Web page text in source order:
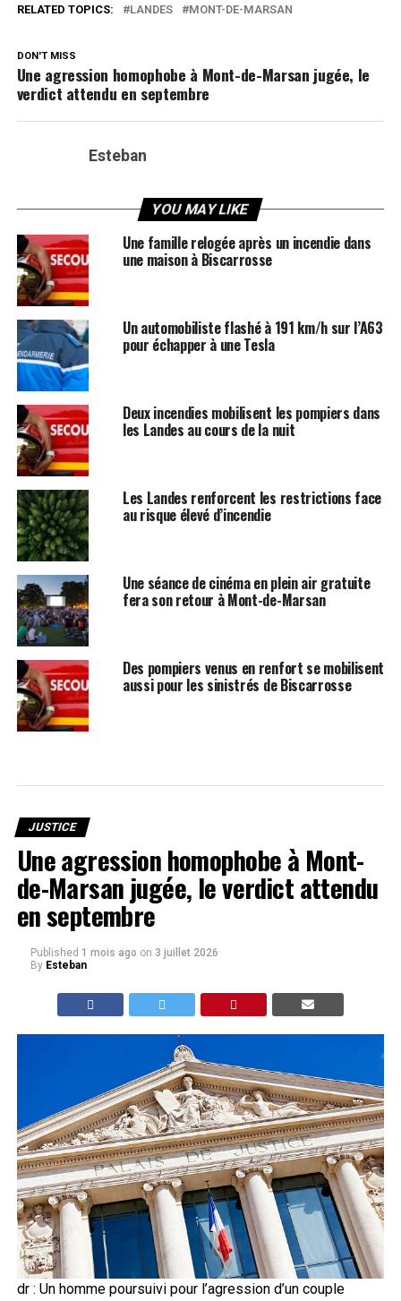
RELATED TOPICS: LANDES MONT-DE-MARSAN
DON'T MISS
Une agression homophobe à Mont-de-Marsan jugée, le
verdict attendu en septembre
Esteban
YOU MAY LIKE
Une famille relogée après un incendie dans
une maison à Biscarrosse
Un automobiliste flashé à 191 km/h sur l’A63
pour échapper à une Tesla
Deux incendies mobilisent les pompiers dans
les Landes au cours de la nuit
Les Landes renforcent les restrictions face
au risque élevé d’incendie
Une séance de cinéma en plein air gratuite
fera son retour à Mont-de-Marsan
Des pompiers venus en renfort se mobilisent
aussi pour les sinistrés de Biscarrosse
JUSTICE
Une agression homophobe à Mont-
de-Marsan jugée, le verdict attendu
en septembre
Published 1 mois ago on 3 juillet 2026
By Esteban
dr : Un homme poursuivi pour l’agression d’un couple